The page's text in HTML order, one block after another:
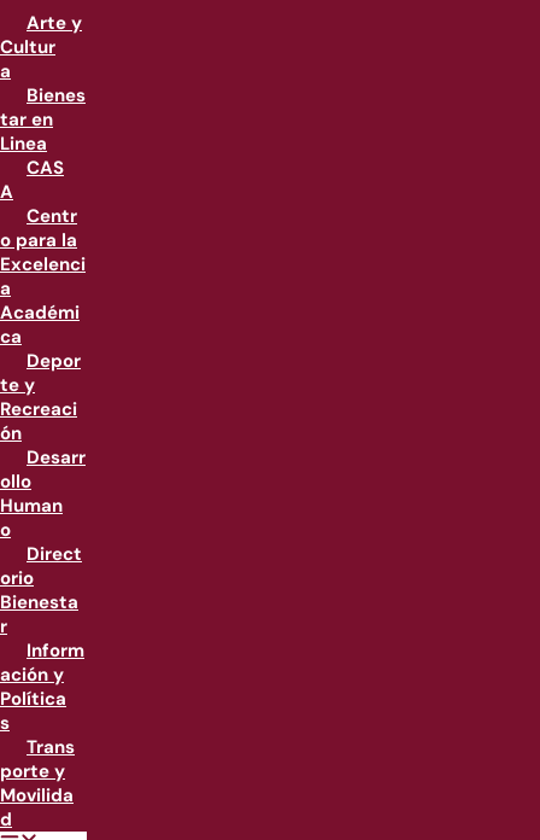
Arte y
Cultur
a
Bienes
tar en
Linea
CAS
A
Centr
o para la
Excelenci
a
Académi
ca
Depor
te y
Recreaci
ón
Desarr
ollo
Human
o
Direct
orio
Bienesta
r
Inform
ación y
Política
s
Trans
porte y
Movilida
d